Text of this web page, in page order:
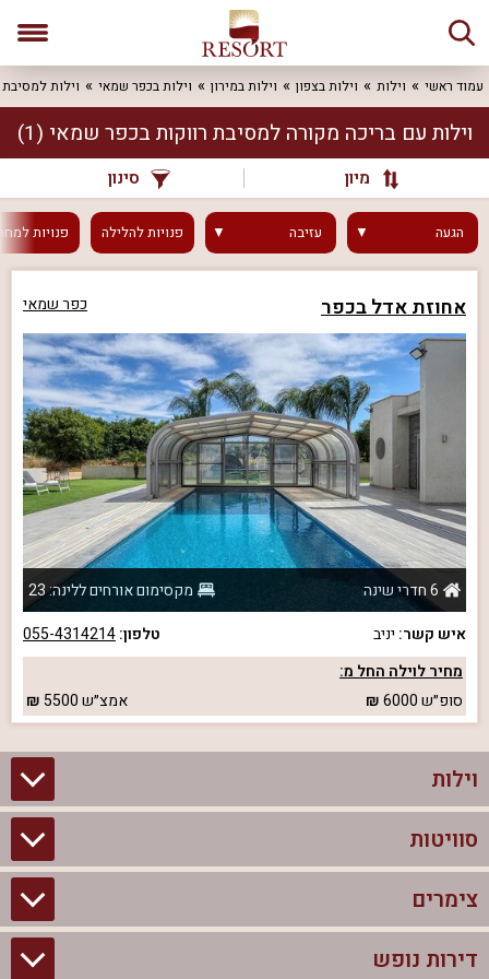
עמוד ראשי וילות וילות בצפון וילות במירון וילות בכפר שמאי וילות למסיבת
וילות עם בריכה מקורה למסיבת רווקות בכפר שמאי (1)
מיון סינון
הגעה עזיבה פנויותלהלילה פנויות
אחוזת אדל בכפר כפר שמאי
6 חדרי שינה
מקסימום אורחים ללינה: 23
איש קשר: יניב טלפון:055-4314214
מחיר לוילה החל מ:
סופ״ש6000 אמצ״ש5500
וילות
וילות בצפון
וילות להשכרה
סוויטות
סוויטות בצפון
צימרים לזוגות עם בריכה פרטית
צימרים
צימרים בצפון
דירות נופש